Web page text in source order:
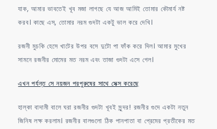
যাক, আমার ভাবতেই খূব মজা লাগছে যে আজ আমিই তোমার কৌমার্য নষ্ট
করব। কাছে এস, তোমার নরম গুদটা একটু ভাল করে দেখি।
রজনী মুচকি হেসে খাটের উপর বসে দুটো পা ফাঁক করে দিল। আমার মুখের
সামনে রজনীর মোমের মত নরম এবং তাজা গুদটা এসে গেল।
এখন পর্যন্ত সে নয়জন পরপুরুষের সাথে সেক্স করেছে
হাল্কা বাদামী বালে ঘরা রজনীর গুদটা খূবই সুন্দর! রজনীর গুদে একটা নতুন
জিনিষ লক্ষ করলাম। রজনীর বালগুলো ঠিক পানপাতা বা প্রেমের প্রতীকের মত